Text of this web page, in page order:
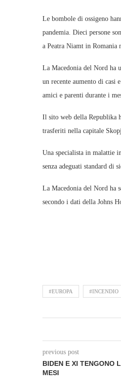
Le bombole di ossigeno
pandemia. Dieci persone
a Peatra Niamt in Romania
La Macedonia del Nord ha
un recente aumento di casi
amici e parenti durante i
Il sito web della Republika
trasferiti nella capitale
Una specialista in malattie
senza adeguati standard di
La Macedonia del Nord ha
secondo i dati della Johns
#EUROPA #INCENDIO
previous post
BIDEN E XI TENGONO
MESI